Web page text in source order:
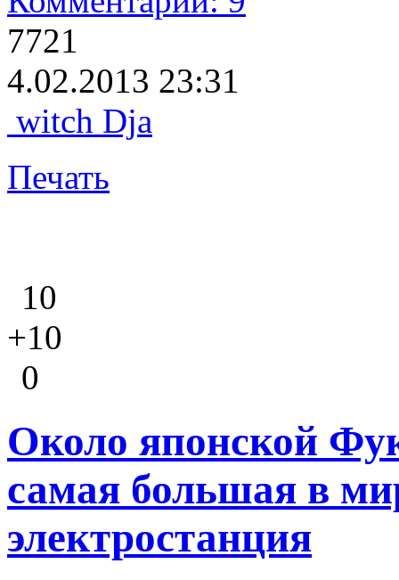
7721
4.02.2013 23:31
witch Dja
Печать
10
+10
0
Около японской
самая большая в
электростанция